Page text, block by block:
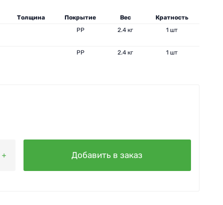
Толщина Покрытие Вес Кратность
PP 2.4 кг 1 шт
PP 2.4 кг 1 шт
Добавить в заказ